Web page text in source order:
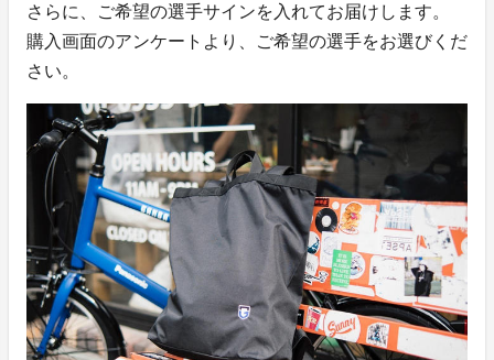
さらに、ご希望の選手サインを入れてお届けします。
購入画面のアンケートより、ご希望の選手をお選びくだ
さい。